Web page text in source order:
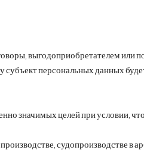
выгодоприобретателем или
персональных данных
значимых целей при условии,
судопроизводстве в